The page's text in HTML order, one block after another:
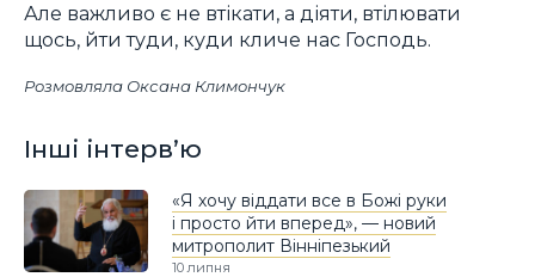
Але важливо є не втікати, а діяти, втілювати
щось, йти туди, куди кличе нас Господь.
Розмовляла Оксана Климончук
Інші інтерв’ю
«Я хочу віддати все в Божі руки
і просто йти вперед», — новий
митрополит Вінніпезький
10 липня